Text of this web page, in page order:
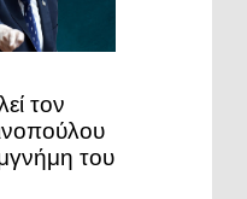
τον
του